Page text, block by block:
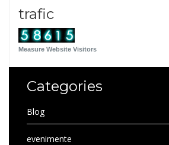
trafic
Measure Website Visitors
Categories
Blog
evenimente